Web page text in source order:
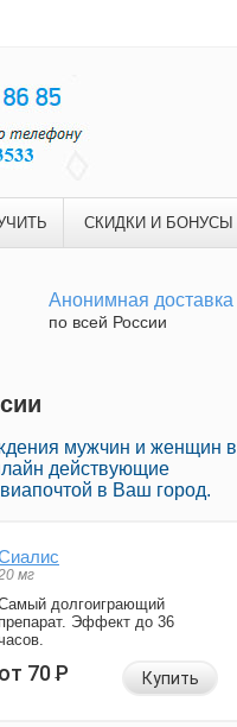
СКИДКИ И БОНУСЫ
Анонимная доставка
по всей России
мужчин и женщин в
действующие
в Ваш город.
мг
долгоиграющий
препарат. Эффект до 36
от 70Р Купить